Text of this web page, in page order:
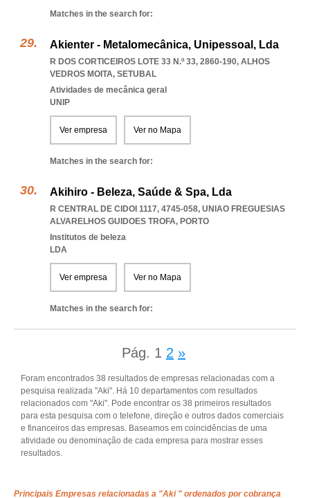
Matches in the search for:
Akienter - Metalomecânica, Unipessoal, Lda
R DOS CORTICEIROS LOTE 33 N.º 33, 2860-190, ALHOS
VEDROS MOITA, SETUBAL
Atividades de mecânica geral
UNIP
Ver empresa Ver no Mapa
Matches in the search for:
Akihiro - Beleza, Saúde & Spa, Lda
R CENTRAL DE CIDOI 1117, 4745-058, UNIAO FREGUESIAS
ALVARELHOS GUIDOES TROFA, PORTO
Institutos de beleza
LDA
Ver empresa Ver no Mapa
Matches in the search for:
Pág. 1 2 »
Foram encontrados 38 resultados de empresas relacionadas com a
pesquisa realizada "Aki". Há 10 departamentos com resultados
relacionados com "Aki". Pode encontrar os 38 primeiros resultados
para esta pesquisa com o telefone, direção e outros dados comerciais
e financeiros das empresas. Baseamos em coincidências de uma
atividade ou denominação de cada empresa para mostrar esses
resultados.
Principais Empresas relacionadas a "Aki " ordenados por cobrança